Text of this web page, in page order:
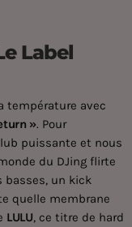
Label
température avec
». Pour
puissante et nous
du DJing flirte
basses, un kick
quelle membrane
LULU, ce titre de hard